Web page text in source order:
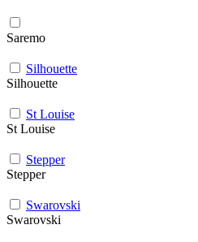
Saremo
Silhouette
Silhouette
St Louise
St Louise
Stepper
Stepper
Swarovski
Swarovski